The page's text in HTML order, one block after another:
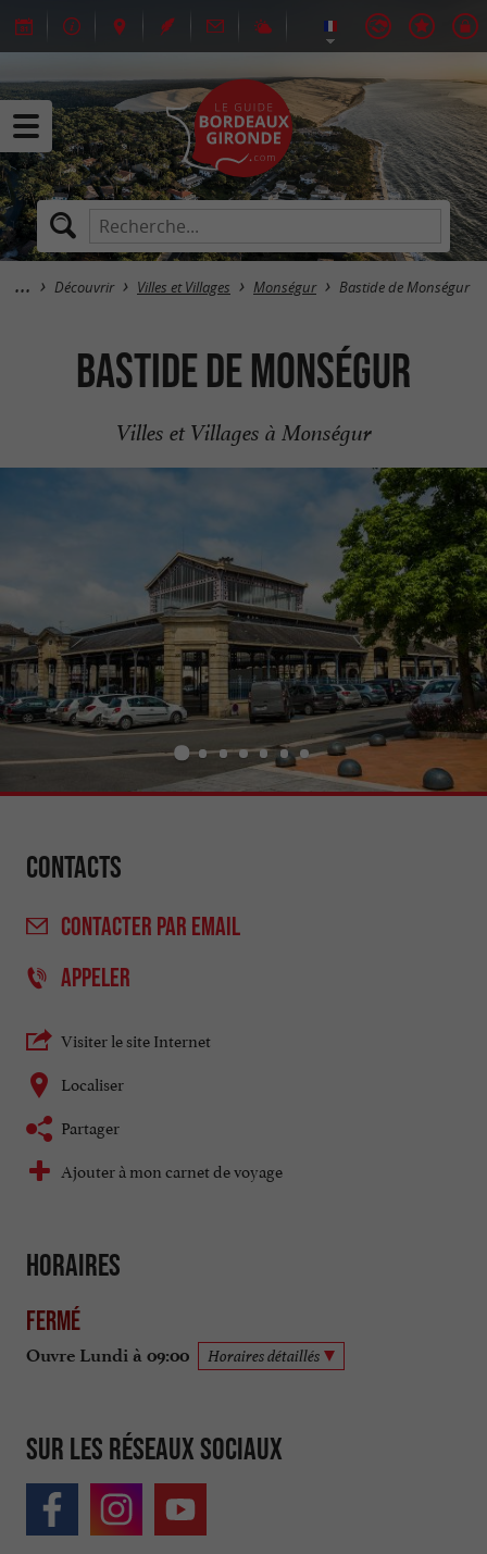
Découvrir Villes et Villages Monségur Bastide de Monségur
Bastide de Monségur
Villes et Villages à Monségur
Contacts
CONTACTER PAR EMAIL
APPELER
Visiter le site Internet
Localiser
Partager
Ajouter à mon carnet de voyage
Horaires
Fermé
Ouvre Lundi à 09:00 Horaires détaillés
Sur les réseaux sociaux